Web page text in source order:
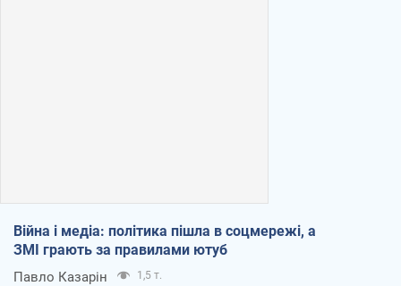
Війна і медіа: політика пішла в соцмережі, а
ЗМІ грають за правилами ютуб
Павло Казарін 1,5 т.